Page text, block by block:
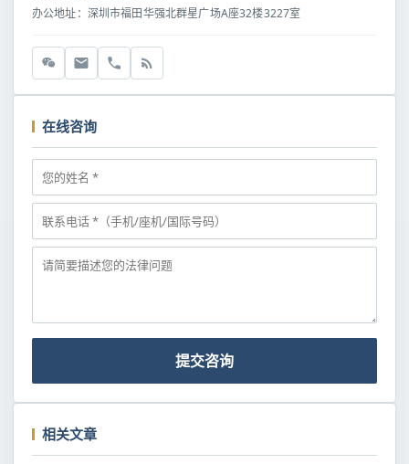
办公地址：深圳市福田华强北群星广场A座32楼3227室
在线咨询
提交咨询
相关文章